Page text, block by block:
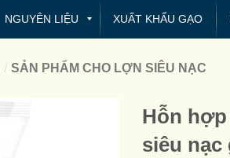
NGUYÊN LIỆU XUẤT KHẨU GẠO
/ SẢN PHẨM CHO LỢN SIÊU NẠC
Hỗn
siêu nạc